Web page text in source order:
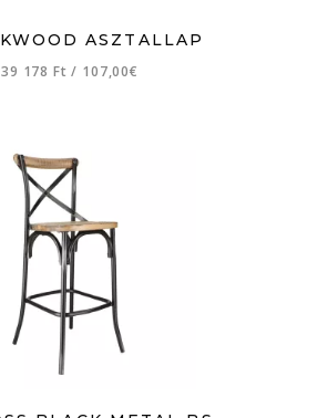
ASZTALLAP
39 178 Ft/ 107,00€